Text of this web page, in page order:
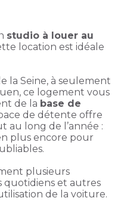
studio à louer au
location est idéale
la Seine, à seulement
ce logement vous
de la base de
de détente offre
au long de l’année :
plus encore pour
plusieurs
quotidiens et autres
de la voiture.